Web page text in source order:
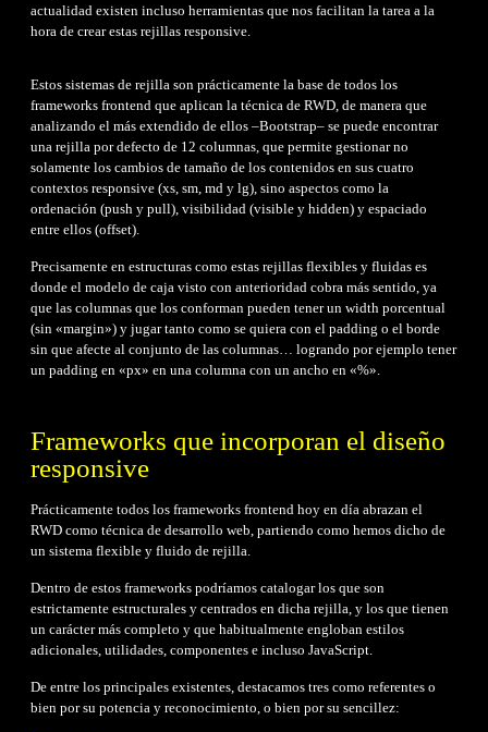
actualidad existen incluso herramientas que nos facilitan la tarea a la
hora de crear estas rejillas responsive.
Estos sistemas de rejilla son prácticamente la base de todos los
frameworks frontend que aplican la técnica de RWD, de manera que
analizando el más extendido de ellos –Bootstrap– se puede encontrar
una rejilla por defecto de 12 columnas, que permite gestionar no
solamente los cambios de tamaño de los contenidos en sus cuatro
contextos responsive (xs, sm, md y lg), sino aspectos como la
ordenación (push y pull), visibilidad (visible y hidden) y espaciado
entre ellos (offset).
Precisamente en estructuras como estas rejillas flexibles y fluidas es
donde el modelo de caja visto con anterioridad cobra más sentido, ya
que las columnas que los conforman pueden tener un width porcentual
(sin «margin») y jugar tanto como se quiera con el padding o el borde
sin que afecte al conjunto de las columnas… logrando por ejemplo tener
un padding en «px» en una columna con un ancho en «%».
Frameworks que incorporan el diseño
responsive
Prácticamente todos los frameworks frontend hoy en día abrazan el
RWD como técnica de desarrollo web, partiendo como hemos dicho de
un sistema flexible y fluido de rejilla.
Dentro de estos frameworks podríamos catalogar los que son
estrictamente estructurales y centrados en dicha rejilla, y los que tienen
un carácter más completo y que habitualmente engloban estilos
adicionales, utilidades, componentes e incluso JavaScript.
De entre los principales existentes, destacamos tres como referentes o
bien por su potencia y reconocimiento, o bien por su sencillez: